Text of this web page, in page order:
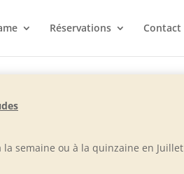
Réservations Contact
la semaine ou à la quinzaine en Juillet